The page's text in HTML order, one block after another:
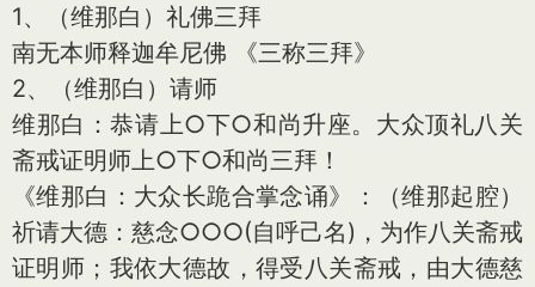
1、（维那白）礼佛三拜
南无本师释迦牟尼佛 《三称三拜》
2、（维那白）请师
维那白：恭请上○下○和尚升座。大众顶礼八关
斋戒证明师上○下○和尚三拜！
《维那白：大众长跪合掌念诵》：（维那起腔）
祈请大德：慈念○○○(自呼己名)，为作八关斋戒
证明师；我依大德故，得受八关斋戒，由大德慈